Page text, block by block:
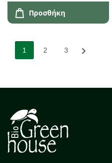
Προσθήκη
1 2 3 